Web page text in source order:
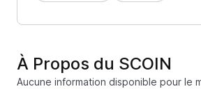
À Propos du SCOIN
Aucune information disponible pour le